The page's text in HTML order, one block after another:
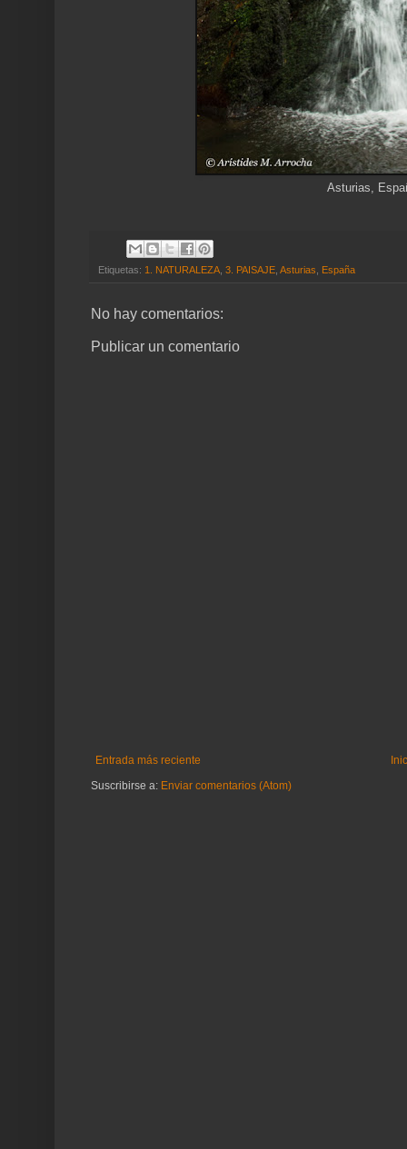
Asturias,
Etiquetas: 1. NATURALEZA 3. PAISAJE Asturias España
No hay comentarios:
Publicar un comentario
Entrada más reciente
Suscribirse a: Enviar comentarios (Atom)